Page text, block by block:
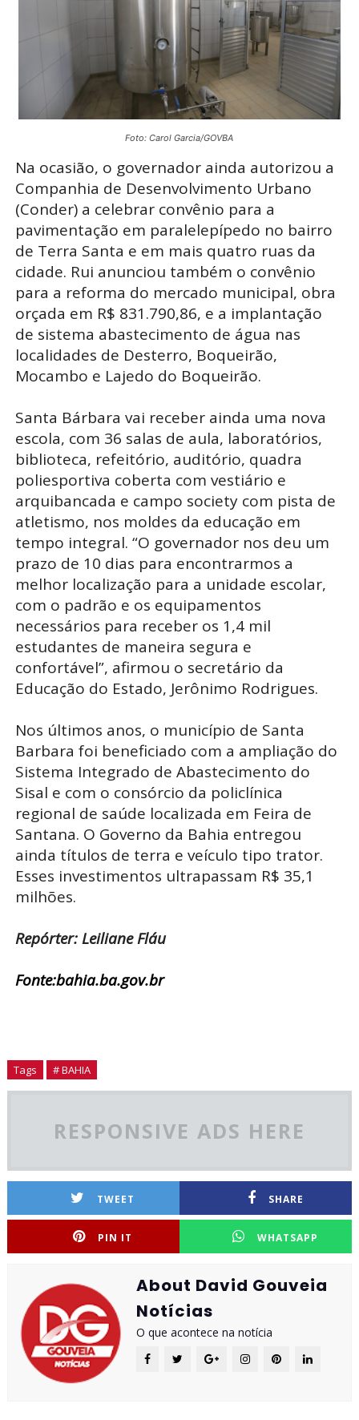
Foto: Carol Garcia/GOVBA
Na ocasião, o governador ainda autorizou a
Companhia de Desenvolvimento Urbano
(Conder) a celebrar convênio para a
pavimentação em paralelepípedo no bairro
de Terra Santa e em mais quatro ruas da
cidade. Rui anunciou também o convênio
para a reforma do mercado municipal, obra
orçada em R$ 831.790,86, e a implantação
de sistema abastecimento de água nas
localidades de Desterro, Boqueirão,
Mocambo e Lajedo do Boqueirão.
Santa Bárbara vai receber ainda uma nova
escola, com 36 salas de aula, laboratórios,
biblioteca, refeitório, auditório, quadra
poliesportiva coberta com vestiário e
arquibancada e campo society com pista de
atletismo, nos moldes da educação em
tempo integral. “O governador nos deu um
prazo de 10 dias para encontrarmos a
melhor localização para a unidade escolar,
com o padrão e os equipamentos
necessários para receber os 1,4 mil
estudantes de maneira segura e
confortável”, afirmou o secretário da
Educação do Estado, Jerônimo Rodrigues.
Nos últimos anos, o município de Santa
Barbara foi beneficiado com a ampliação do
Sistema Integrado de Abastecimento do
Sisal e com o consórcio da policlínica
regional de saúde localizada em Feira de
Santana. O Governo da Bahia entregou
ainda títulos de terra e veículo tipo trator.
Esses investimentos ultrapassam R$ 35,1
milhões.
Repórter: Leiliane Fláu
Fonte:bahia.ba.gov.br
Tags # BAHIA
RESPONSIVE ADS HERE
TWEET SHARE
PIN IT WHATSAPP
About David Gouveia
Notícias
O que acontece na notícia